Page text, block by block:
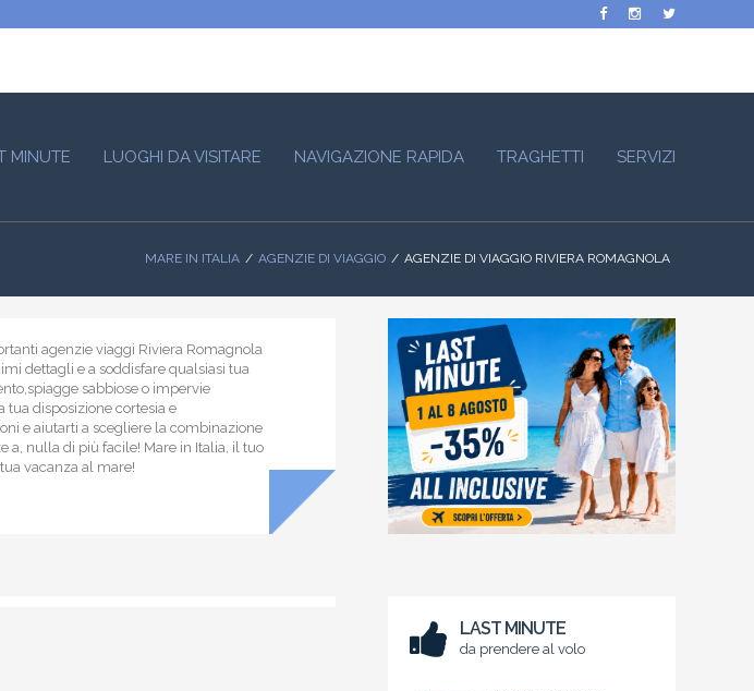
MINUTE LUOGHI DA VISITARE NAVIGAZIONE RAPIDA TRAGHETTI SERVIZI
MARE IN ITALIA AGENZIE DI VIAGGIO AGENZIE DI VIAGGIO RIVIERA ROMAGNOLA
agenzie viaggi Riviera Romagnola
dettagli e a soddisfare qualsiasi tua
sabbiose o impervie
tua disposizione cortesia e
e aiutarti a scegliere la combinazione
a, nulla di più facile! Mare in Italia, il tuo
vacanza al mare!
LAST MINUTE
da prendere al volo